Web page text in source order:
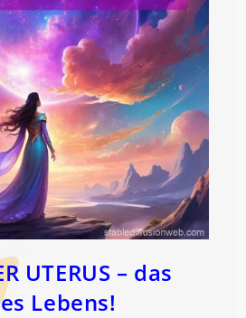
UTERUS – das
Lebens!